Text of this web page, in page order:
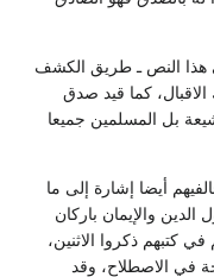
هذا النص ـ طريق الكشف
كما قيد صدق
بل المسلمين جميعا
أيضا إشارة إلى ما
والإيمان باركان
كتبهم ذكروا الاثنين،
في الاصطلاح، وقد